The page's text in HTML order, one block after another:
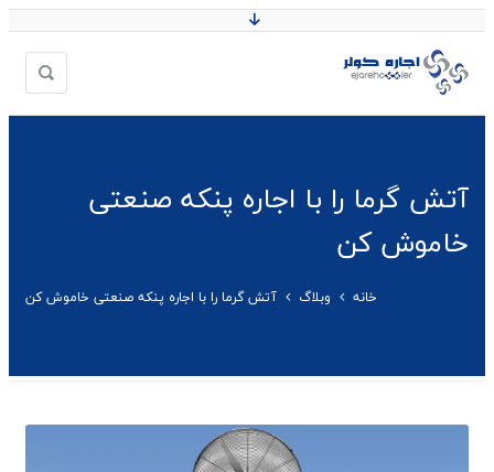
آتش گرما را با اجاره پنکه صنعتی
خاموش کن
خانه وبلاگ آتش گرما را با اجاره پنکه صنعتی خاموش کن